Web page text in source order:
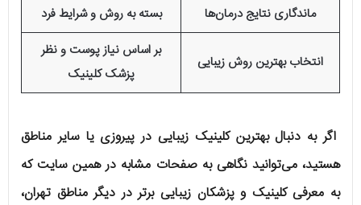
ماندگاری نتایج درمان‌ها بسته به روش و شرایط فرد
انتخاب بهترین روش زیبایی
بر اساس نیاز پوست و نظر
پزشک کلینیک
اگر به دنبال بهترین کلینیک زیبایی در پیروزی یا سایر مناطق
هستید، می‌توانید نگاهی به صفحات مشابه در همین سایت که
به معرفی کلینیک و پزشکان زیبایی برتر در دیگر مناطق تهران،